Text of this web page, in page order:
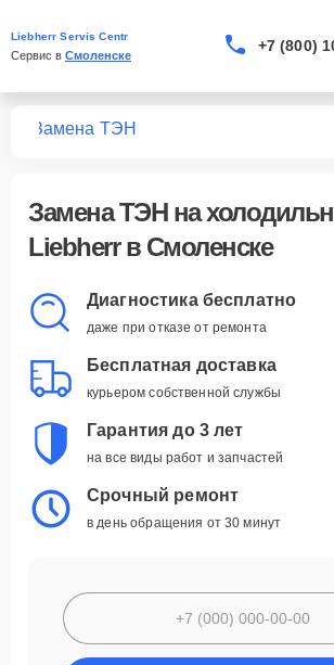
Liebherr Servis Centr
Сервис в Смоленске
+7 (800)
Замена ТЭН
Замена ТЭНна
Liebherr в Смоленске
Диагностика бесплатно
даже при отказе от ремонта
Бесплатная доставка
курьером собственной службы
Гарантия до 3 лет
на все виды работ и запчастей
Срочный ремонт
в день обращения от 30 минут